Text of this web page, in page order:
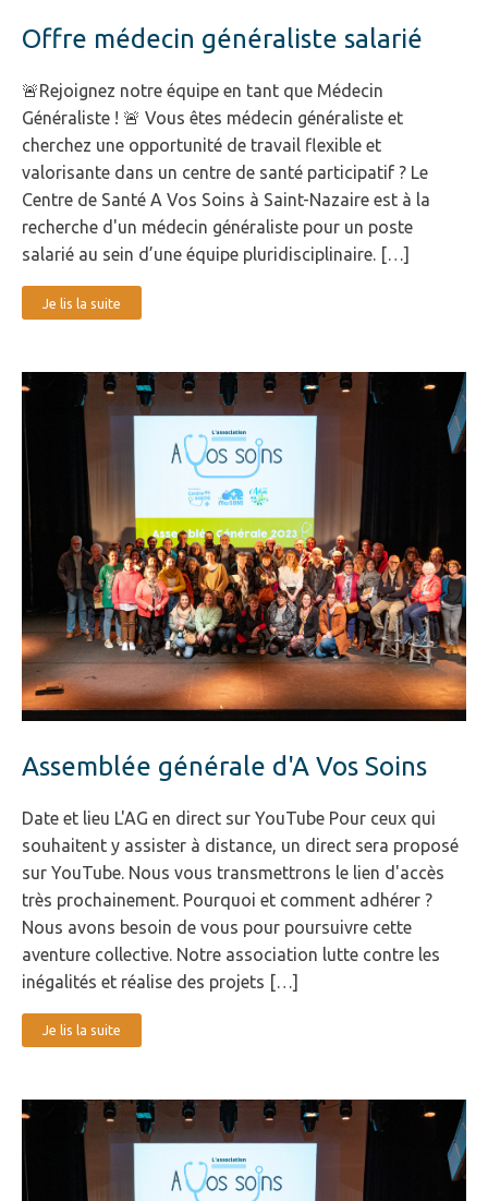
Offre médecin généraliste salarié
🚨Rejoignez notre équipe en tant que Médecin
Généraliste ! 🚨 Vous êtes médecin généraliste et
cherchez une opportunité de travail flexible et
valorisante dans un centre de santé participatif ? Le
Centre de Santé A Vos Soins à Saint-Nazaire est à la
recherche d'un médecin généraliste pour un poste
salarié au sein d’une équipe pluridisciplinaire. […]
Je lis la suite
Assemblée générale d'A Vos Soins
Date et lieu L'AG en direct sur YouTube Pour ceux qui
souhaitent y assister à distance, un direct sera proposé
sur YouTube. Nous vous transmettrons le lien d'accès
très prochainement. Pourquoi et comment adhérer ?
Nous avons besoin de vous pour poursuivre cette
aventure collective. Notre association lutte contre les
inégalités et réalise des projets […]
Je lis la suite